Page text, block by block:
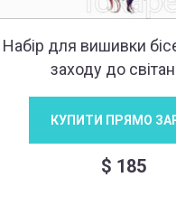
Набір для вишивки
заходу до
КУПИТИ ПРЯМО
$ 185